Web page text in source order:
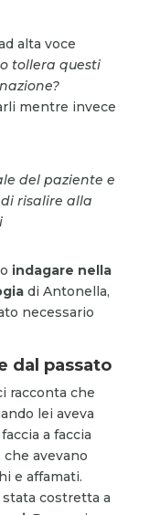
alta voce
tollera questi
mentre invece
del paziente e
risalire alla
indagare nella
di Antonella,
necessario
dal passato
racconta che
lei aveva
a faccia
che avevano
e affamati.
costretta a